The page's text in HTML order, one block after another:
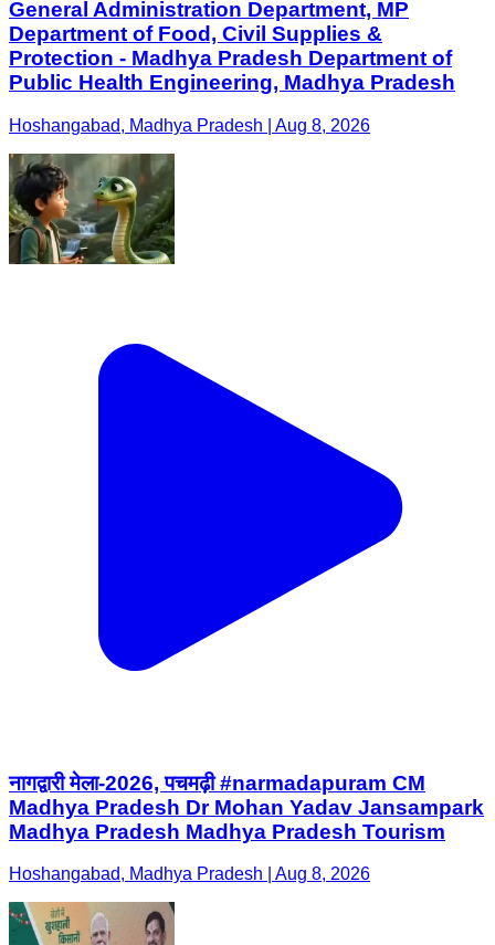
General Administration Department, MP
Department of Food, Civil Supplies &
Protection - Madhya Pradesh Department of
Public Health Engineering, Madhya Pradesh
Hoshangabad, Madhya Pradesh | Aug 8, 2026
नागद्वारी मेला-2026, पचमढ़ी #narmadapuram CM
Madhya Pradesh Dr Mohan Yadav Jansampark
Madhya Pradesh Madhya Pradesh Tourism
Hoshangabad, Madhya Pradesh | Aug 8, 2026